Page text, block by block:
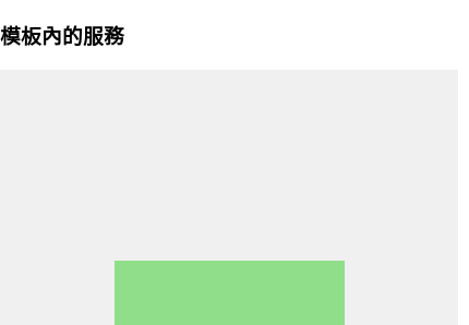
模板內的服務